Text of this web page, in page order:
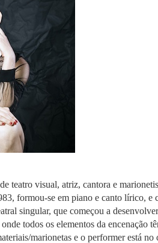
teatro visual, atriz, cantora e
formou-se em piano e canto lírico,
singular, que começou a
todos os elementos da encenação
marionetas e o performer está